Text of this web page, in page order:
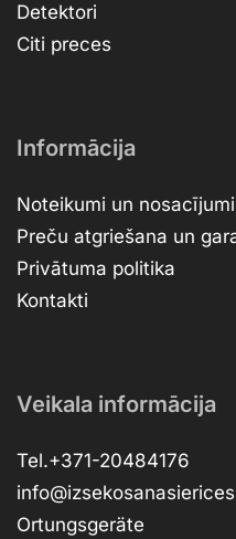
Detektori
Citi preces
Informācija
Noteikumi un nosacījumi
Preču atgriešana un
Privātuma politika
Kontakti
Veikala informācija
Tel.+371-20484176
Ortungsgeräte